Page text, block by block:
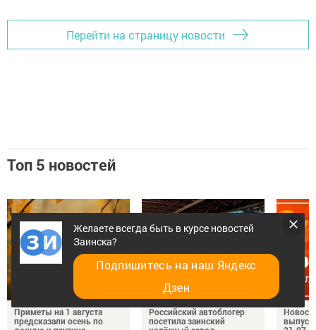
Перейти на страницу новости
Топ 5 новостей
Приметы на 1 августа
предсказали осень по
Российский автоблогер
посетила заинский
Желаете всегда быть в курсе новостей
Заинска?
Подпишитесь на наш Яндекс
Дзен